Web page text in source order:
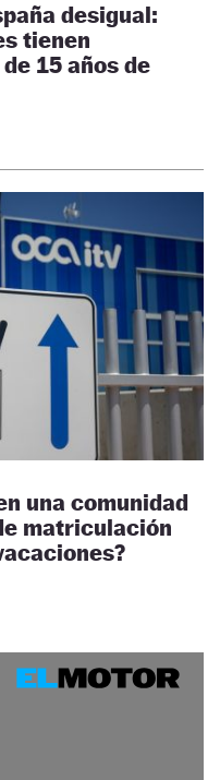
desigual:
tienen
15 años de
una comunidad
matriculación